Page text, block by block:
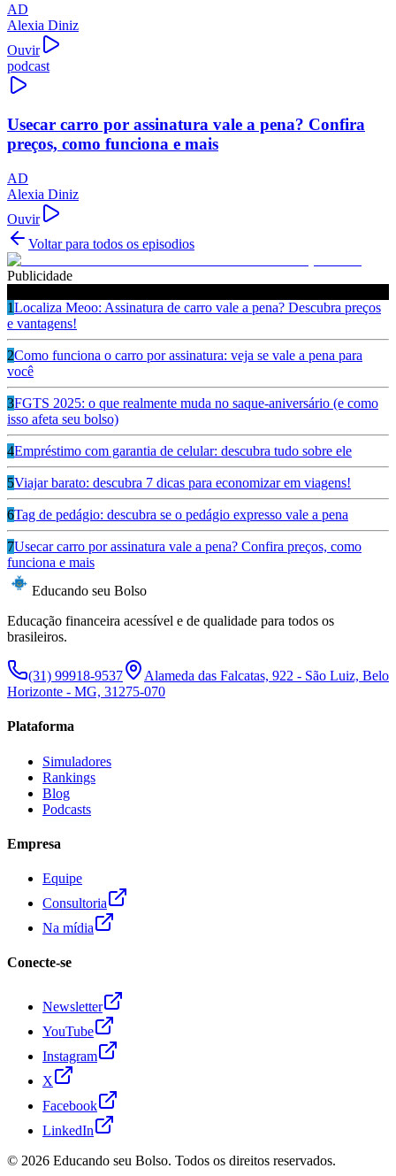
AD
Alexia Diniz
Ouvir
podcast
Usecar carro por assinatura vale a pena? Confira
preços, como funciona e mais
AD
Alexia Diniz
Ouvir
Voltar para todos os episodios
Publicidade
1Localiza Meoo: Assinatura de carro vale a pena? Descubra preços
e vantagens!
2Como funciona o carro por assinatura: veja se vale a pena para
você
3FGTS 2025: o que realmente muda no saque-aniversário (e como
isso afeta seu bolso)
4Empréstimo com garantia de celular: descubra tudo sobre ele
5Viajar barato: descubra 7 dicas para economizar em viagens!
6Tag de pedágio: descubra se o pedágio expresso vale a pena
7Usecar carro por assinatura vale a pena? Confira preços, como
funciona e mais
Educando seu Bolso
Educação financeira acessível e de qualidade para todos os
brasileiros.
(31) 99918-9537
Alameda das Falcatas, 922 - São Luiz, Belo
Horizonte - MG, 31275-070
Plataforma
Simuladores
Rankings
Blog
Podcasts
Empresa
Equipe
Consultoria
Na mídia
Conecte-se
Newsletter
YouTube
Instagram
X
Facebook
LinkedIn
© 2026 Educando seu Bolso. Todos os direitos reservados.